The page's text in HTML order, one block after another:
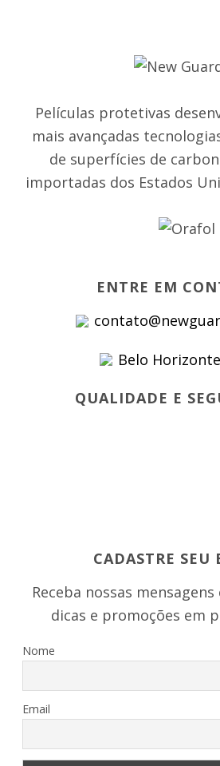
Películas protetivas
mais avançadas
de superfícies de
importadas dos Estados
ENTRE EM
Belo
QUALIDADE E
CADASTRE SEU
Receba nossas
dicas e promoções em
Nome
Email